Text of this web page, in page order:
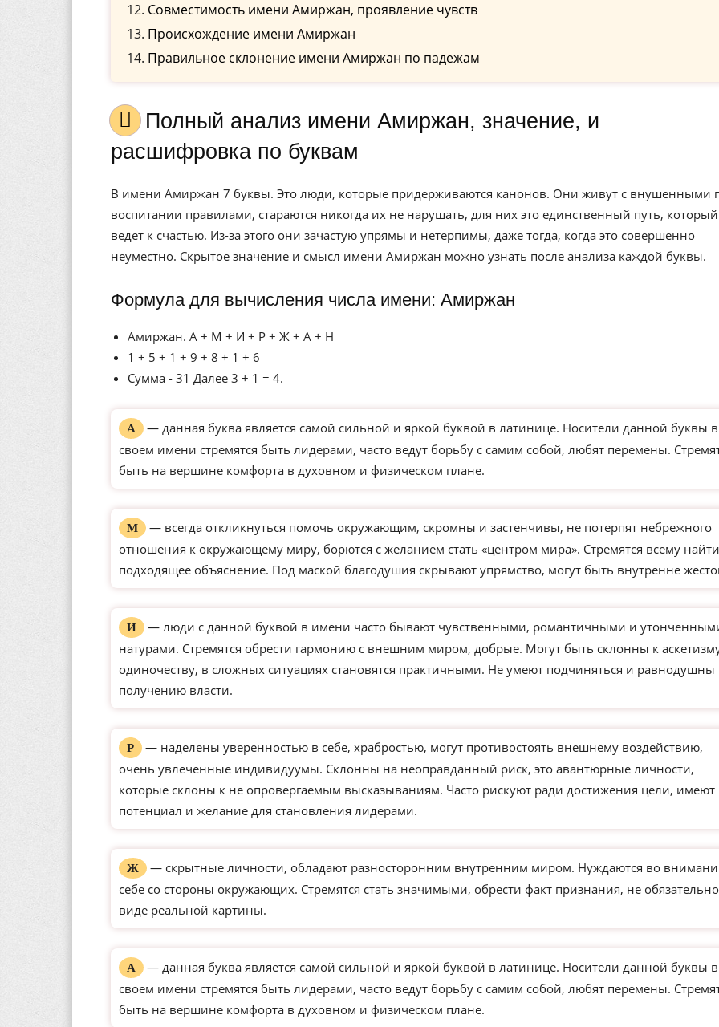
Совместимость имени Амиржан, проявление чувств
Происхождение имени Амиржан
Правильное склонение имени Амиржан по падежам
Полный анализ имени Амиржан, значение, и
расшифровка по буквам
В имени Амиржан 7 буквы. Это люди, которые придерживаются канонов. Они живут с внушенными
воспитании правилами, стараются никогда их не нарушать, для них это единственный путь, который
ведет к счастью. Из-за этого они зачастую упрямы и нетерпимы, даже тогда, когда это совершенно
неуместно. Скрытое значение и смысл имени Амиржан можно узнать после анализа каждой буквы.
Формула для вычисления числа имени: Амиржан
Амиржан. А + М + И + Р + Ж + А + Н
1 + 5 + 1 + 9 + 8 + 1 + 6
Сумма - 31 Далее 3 + 1 = 4.
А
— данная буква является самой сильной и яркой буквой в латинице. Носители данной буквы в
своем имени стремятся быть лидерами, часто ведут борьбу с самим собой, любят перемены.
быть на вершине комфорта в духовном и физическом плане.
М
— всегда откликнуться помочь окружающим, скромны и застенчивы, не потерпят небрежного
отношения к окружающему миру, борются с желанием стать «центром мира». Стремятся всему найти
подходящее объяснение. Под маской благодушия скрывают упрямство, могут быть внутренне
И
— люди с данной буквой в имени часто бывают чувственными, романтичными и
натурами. Стремятся обрести гармонию с внешним миром, добрые. Могут быть склонны к
одиночеству, в сложных ситуациях становятся практичными. Не умеют подчиняться и равнодушны
получению власти.
Р
— наделены уверенностью в себе, храбростью, могут противостоять внешнему воздействию,
очень увлеченные индивидуумы. Склонны на неоправданный риск, это авантюрные личности,
которые склоны к не опровергаемым высказываниям. Часто рискуют ради достижения цели, имеют
потенциал и желание для становления лидерами.
Ж
— скрытные личности, обладают разносторонним внутренним миром. Нуждаются во
себе со стороны окружающих. Стремятся стать значимыми, обрести факт признания, не
виде реальной картины.
А
— данная буква является самой сильной и яркой буквой в латинице. Носители данной буквы в
своем имени стремятся быть лидерами, часто ведут борьбу с самим собой, любят перемены.
быть на вершине комфорта в духовном и физическом плане.